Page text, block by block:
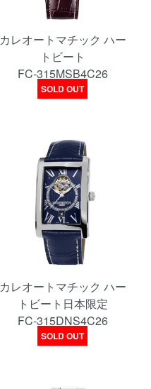
カレオートマチック ハー
トビート
FC-315MSB4C26
SOLD OUT
カレオートマチック ハー
トビート日本限定
FC-315DNS4C26
SOLD OUT